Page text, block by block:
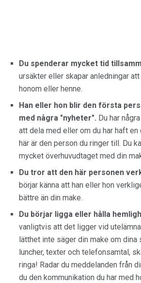
Du spenderar mycket tid
ursäkter eller skapar anledningar
honom eller henne.
Han eller hon blir den första
med några "nyheter". Du har
att dela med eller om du har haft
här är den person du ringer till. Du
mycket överhuvudtaget med din
Du tror att den här personen
börjar känna att han eller hon
bättre än din make.
Du börjar ligga eller hålla
vanligtvis att det ligger vid
lätthet inte säger din make om dina
luncher, texter och telefonsamtal,
ringa! Radar du meddelanden från
du den kommunikation du har med